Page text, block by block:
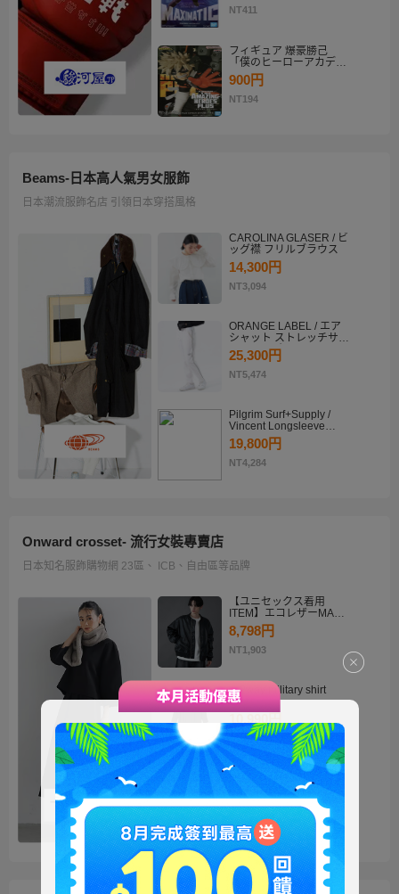
NT411
フィギュア 爆豪勝己
「僕のヒーローアカデミ
ア」 THE AMAZING
HEROES-PLUS-
KATSUKI BAKUGO II
900円
NT194
Beams-日本高人氣男女服飾
日本潮流服飾名店 引領日本穿搭風格
CAROLINA GLASER / ビ
ッグ襟 フリルブラウス
14,300円
NT3,094
ORANGE LABEL / エア
シャット ストレッチサイ
ドラインパンツ
25,300円
NT5,474
Pilgrim Surf+Supply /
Vincent Longsleeve
Shirt
19,800円
NT4,284
Onward crosset- 流行女裝專賣店
日本知名服飾購物網 23區、 ICB、自由區等品牌
【ユニセックス着用
ITEM】エコレザーMA－
1
8,798円
NT1,903
・2way military shirt
dress
NT2,378
【洗える】褒めらレディ
テーラード ジャケット
14,900円
NT3,224